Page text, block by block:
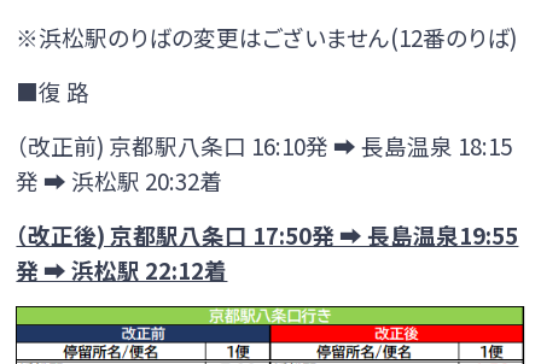
時刻表
のりば
夜行便
浜松～新宿・「東京ディズニーリゾート®」線のページへ
※浜松駅のりばの変更はございません(12番のりば)
■復 路
（改正前) 京都駅八条口 16:10発 ➡ 長島温泉 18:15
発 ➡ 浜松駅 20:32着
（改正後) 京都駅八条口 17:50発 ➡ 長島温泉19:55
発 ➡ 浜松駅 22:12着
のりば ご利用方法